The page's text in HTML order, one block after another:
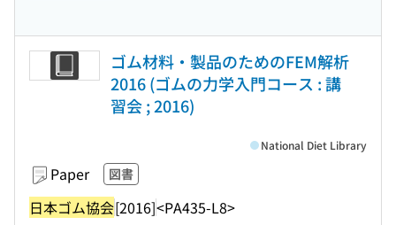
ゴム材料・製品のためのFEM解析
2016 (ゴムの力学入門コース : 講
習会 ; 2016)
Paper 図書
日本ゴム協会[2016]<PA435-L8>
National Diet Library